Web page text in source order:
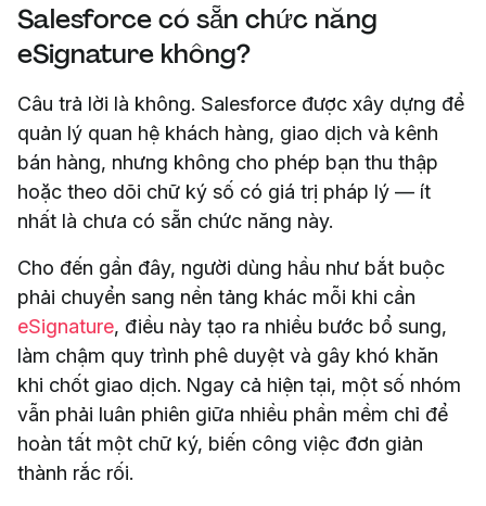
Salesforce có sẵn chức năng
eSignature không?
Câu trả lời là không. Salesforce được xây dựng để
quản lý quan hệ khách hàng, giao dịch và kênh
bán hàng, nhưng không cho phép bạn thu thập
hoặc theo dõi chữ ký số có giá trị pháp lý — ít
nhất là chưa có sẵn chức năng này.
Cho đến gần đây, người dùng hầu như bắt buộc
phải chuyển sang nền tảng khác mỗi khi cần
eSignature, điều này tạo ra nhiều bước bổ sung,
làm chậm quy trình phê duyệt và gây khó khăn
khi chốt giao dịch. Ngay cả hiện tại, một số nhóm
vẫn phải luân phiên giữa nhiều phần mềm chỉ để
hoàn tất một chữ ký, biến công việc đơn giản
thành rắc rối.